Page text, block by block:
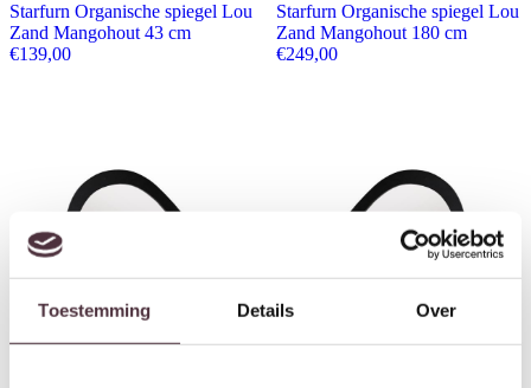
Toestemming Details Over
Starfurn Organische spiegel Lou
Zand Mangohout 43 cm
€139,00
Starfurn Organische spiegel Lou
Zand Mangohout 180 cm
€249,00